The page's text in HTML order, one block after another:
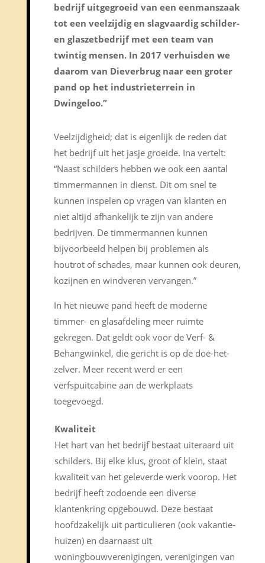
bedrijf uitgegroeid van een eenmanszaak
tot een veelzijdig en slagvaardig schilder-
en glaszetbedrijf met een team van
twintig mensen. In 2017 verhuisden we
daarom van Dieverbrug naar een groter
pand op het industrieterrein in
Dwingeloo.”
Veelzijdigheid; dat is eigenlijk de reden dat
het bedrijf uit het jasje groeide. Ina vertelt:
“Naast schilders hebben we ook een aantal
timmermannen in dienst. Dit om snel te
kunnen inspelen op vragen van klanten en
niet altijd afhankelijk te zijn van andere
bedrijven. De timmermannen kunnen
bijvoorbeeld helpen bij problemen als
houtrot of schades, maar kunnen ook deuren,
kozijnen en windveren vervangen.”
In het nieuwe pand heeft de moderne
timmer- en glasafdeling meer ruimte
gekregen. Dat geldt ook voor de Verf- &
Behangwinkel, die gericht is op de doe-het-
zelver. Meer recent werd er een
verfspuitcabine aan de werkplaats
toegevoegd.
Kwaliteit
Het hart van het bedrijf bestaat uiteraard uit
schilders. Bij elke klus, groot of klein, staat
kwaliteit van het geleverde werk voorop. Het
bedrijf heeft zodoende een diverse
klantenkring opgebouwd. Deze bestaat
hoofdzakelijk uit particulieren (ook vakantie-
huizen) en daarnaast uit
woningbouwverenigingen, verenigingen van